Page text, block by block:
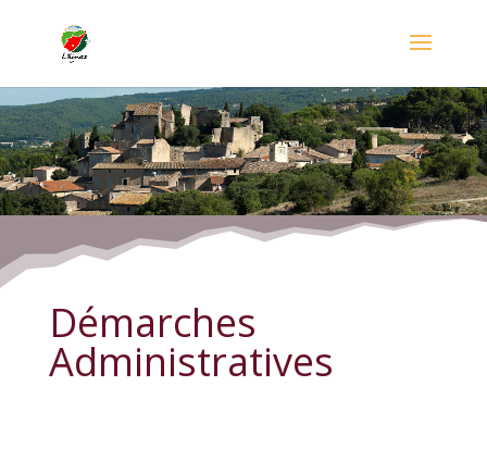
Démarches Administratives
Démarches
Administratives